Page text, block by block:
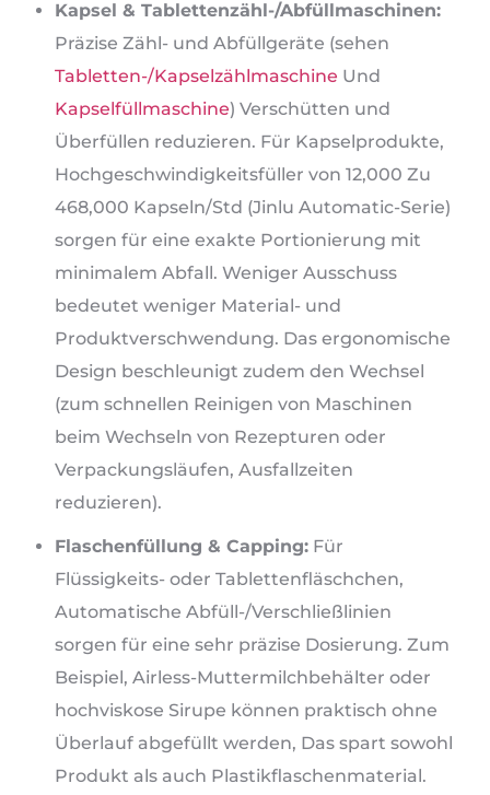
Kapsel & Tablettenzähl-/Abfüllmaschinen:
Präzise Zähl- und Abfüllgeräte (sehen
Tabletten-/Kapselzählmaschine Und
Kapselfüllmaschine) Verschütten und
Überfüllen reduzieren. Für Kapselprodukte,
Hochgeschwindigkeitsfüller von 12,000 Zu
468,000 Kapseln/Std (Jinlu Automatic-Serie)
sorgen für eine exakte Portionierung mit
minimalem Abfall. Weniger Ausschuss
bedeutet weniger Material- und
Produktverschwendung. Das ergonomische
Design beschleunigt zudem den Wechsel
(zum schnellen Reinigen von Maschinen
beim Wechseln von Rezepturen oder
Verpackungsläufen, Ausfallzeiten
reduzieren).
Flaschenfüllung & Capping: Für
Flüssigkeits- oder Tablettenfläschchen,
Automatische Abfüll-/Verschließlinien
sorgen für eine sehr präzise Dosierung. Zum
Beispiel, Airless-Muttermilchbehälter oder
hochviskose Sirupe können praktisch ohne
Überlauf abgefüllt werden, Das spart sowohl
Produkt als auch Plastikflaschenmaterial.